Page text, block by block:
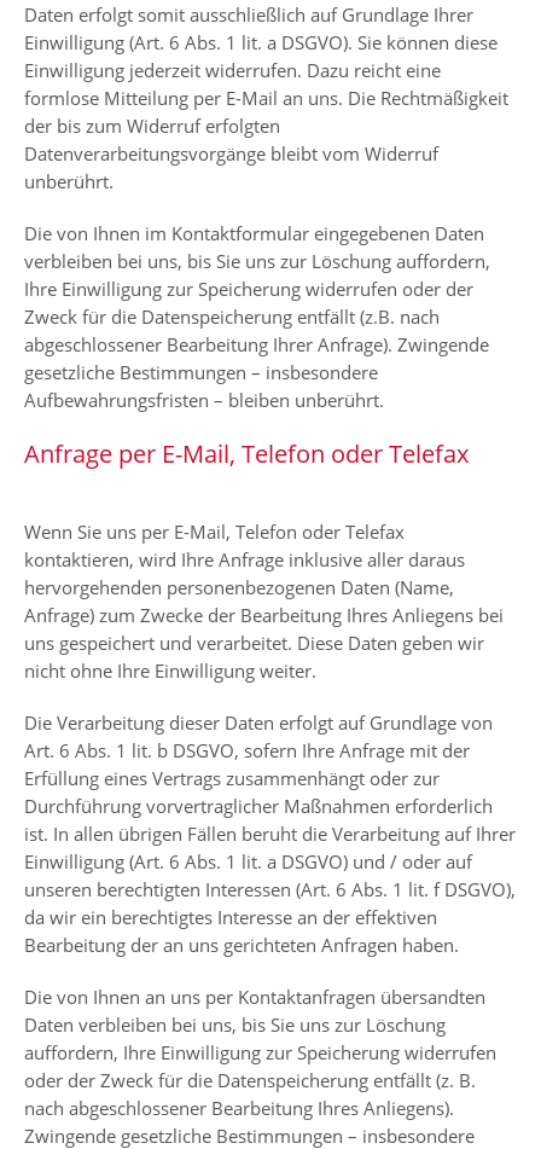
Daten erfolgt somit ausschließlich auf Grundlage Ihrer
Einwilligung (Art. 6 Abs. 1 lit. a DSGVO). Sie können diese
Einwilligung jederzeit widerrufen. Dazu reicht eine
formlose Mitteilung per E-Mail an uns. Die Rechtmäßigkeit
der bis zum Widerruf erfolgten
Datenverarbeitungsvorgänge bleibt vom Widerruf
unberührt.
Die von Ihnen im Kontaktformular eingegebenen Daten
verbleiben bei uns, bis Sie uns zur Löschung auffordern,
Ihre Einwilligung zur Speicherung widerrufen oder der
Zweck für die Datenspeicherung entfällt (z.B. nach
abgeschlossener Bearbeitung Ihrer Anfrage). Zwingende
gesetzliche Bestimmungen – insbesondere
Aufbewahrungsfristen – bleiben unberührt.
Anfrage per E-Mail, Telefon oder Telefax
Wenn Sie uns per E-Mail, Telefon oder Telefax
kontaktieren, wird Ihre Anfrage inklusive aller daraus
hervorgehenden personenbezogenen Daten (Name,
Anfrage) zum Zwecke der Bearbeitung Ihres Anliegens bei
uns gespeichert und verarbeitet. Diese Daten geben wir
nicht ohne Ihre Einwilligung weiter.
Die Verarbeitung dieser Daten erfolgt auf Grundlage von
Art. 6 Abs. 1 lit. b DSGVO, sofern Ihre Anfrage mit der
Erfüllung eines Vertrags zusammenhängt oder zur
Durchführung vorvertraglicher Maßnahmen erforderlich
ist. In allen übrigen Fällen beruht die Verarbeitung auf Ihrer
Einwilligung (Art. 6 Abs. 1 lit. a DSGVO) und / oder auf
unseren berechtigten Interessen (Art. 6 Abs. 1 lit. f DSGVO),
da wir ein berechtigtes Interesse an der effektiven
Bearbeitung der an uns gerichteten Anfragen haben.
Die von Ihnen an uns per Kontaktanfragen übersandten
Daten verbleiben bei uns, bis Sie uns zur Löschung
auffordern, Ihre Einwilligung zur Speicherung widerrufen
oder der Zweck für die Datenspeicherung entfällt (z. B.
nach abgeschlossener Bearbeitung Ihres Anliegens).
Zwingende gesetzliche Bestimmungen – insbesondere